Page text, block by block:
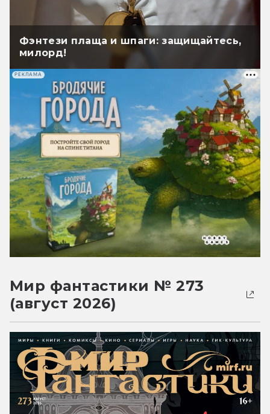
Фэнтези плаща и шпаги: защищайтесь,
милорд!
РЕКЛАМА
Мир фантастики № 273
(август 2026)